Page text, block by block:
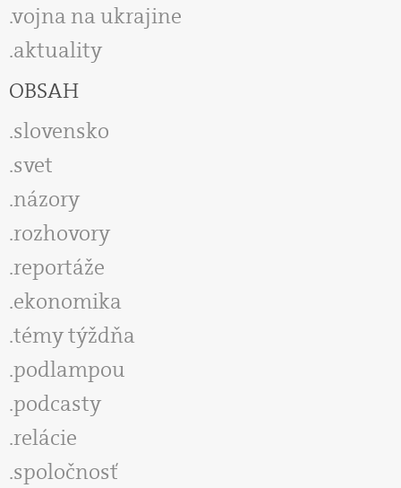
vojna na ukrajine
aktuality
OBSAH
slovensko
svet
názory
rozhovory
reportáže
ekonomika
témy týždňa
podlampou
podcasty
relácie
spoločnosť